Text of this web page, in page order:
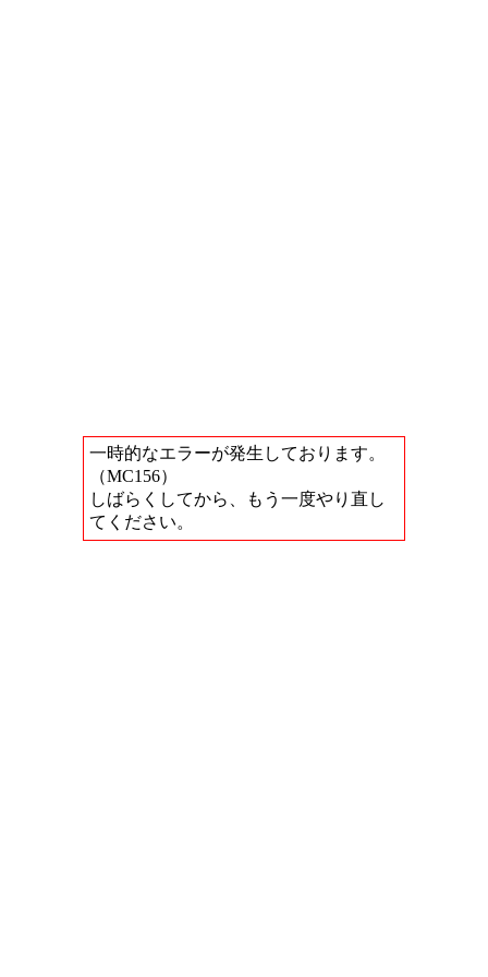
一時的なエラーが発生しております。
（MC156）
しばらくしてから、もう一度やり直し
てください。